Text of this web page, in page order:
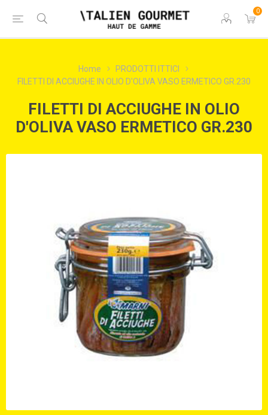
0
Home
PRODOTTI ITTICI
FILETTI DI ACCIUGHE IN OLIO D'OLIVA VASO ERMETICO GR.230
FILETTI DI ACCIUGHE IN OLIO
D'OLIVA VASO ERMETICO GR.230